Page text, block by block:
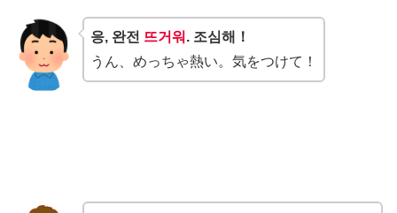
응, 완전 뜨거워 . 조심해！
うん、めっちゃ熱い。気をつけて！